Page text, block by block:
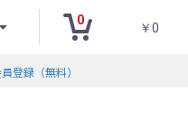
0
￥0
登録（無料）